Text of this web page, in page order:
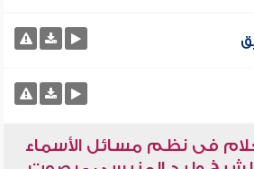
فى نظم مسائل الأسماء